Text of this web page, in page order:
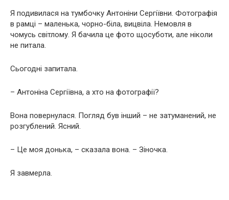
Я подивилася на тумбочку Антоніни Сергіївни. Фотографія
в рамці – маленька, чорно-біла, вицвіла. Немовля в
чомусь світлому. Я бачила це фото щосуботи, але ніколи
не питала.
Сьогодні запитала.
– Антоніна Сергіївна, а хто на фотографії?
Вона повернулася. Погляд був інший – не затуманений, не
розгублений. Ясний.
– Це моя донька, – сказала вона. – Зіночка.
Я завмерла.